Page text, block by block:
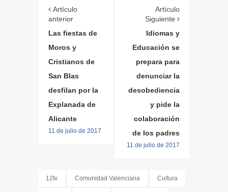
Artículo
anterior
Las fiestas de
Moros y
Cristianos de
San Blas
desfilan por la
Explanada de
Alicante
11 de julio de 2017
Artículo
Siguiente
Idiomas y
Educación se
prepara para
denunciar la
desobediencia
y pide la
colaboración
de los padres
11 de julio de 2017
12tv Comunidad Valenciana Cultura